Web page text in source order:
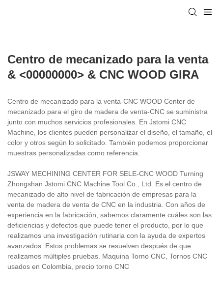
Centro de mecanizado para la venta
& <00000000> & CNC WOOD GIRA
Centro de mecanizado para la venta-CNC WOOD Center de
mecanizado para el giro de madera de venta-CNC se suministra
junto con muchos servicios profesionales. En Jstomi CNC
Machine, los clientes pueden personalizar el diseño, el tamaño, el
color y otros según lo solicitado. También podemos proporcionar
muestras personalizadas como referencia.
JSWAY MECHINING CENTER FOR SELE-CNC WOOD Turning
Zhongshan Jstomi CNC Machine Tool Co., Ltd. Es el centro de
mecanizado de alto nivel de fabricación de empresas para la
venta de madera de venta de CNC en la industria. Con años de
experiencia en la fabricación, sabemos claramente cuáles son las
deficiencias y defectos que puede tener el producto, por lo que
realizamos una investigación rutinaria con la ayuda de expertos
avanzados. Estos problemas se resuelven después de que
realizamos múltiples pruebas. Maquina Torno CNC, Tornos CNC
usados ​​en Colombia, precio torno CNC